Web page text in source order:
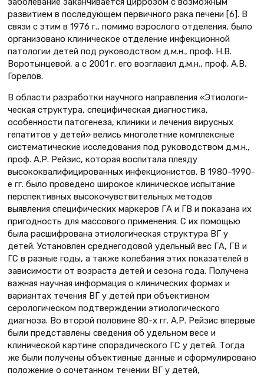
развитием в последующем первичного рака печени [6]. В
связи с этим в 1976 г., помимо взрослого отделения, было
организовано клиническое отделение инфекционной
патологии детей под руководством д.м.н., проф. Н.В.
Воротынцевой, а с 2001 г. его возглавил д.м.н., проф. А.В.
Горелов.
В области разработки научного направления «Этиологи­
ческая структура, специфическая диагностика,
особенности патогенеза, клиники и лечения вирусных
гепатитов у детей» велись многолетние комплексные
систематические исследования под руководством д.м.н.,
проф. А.Р. Рейзис, которая воспитала плеяду
высококвалифицированных инфекционистов. В 1980–1990-
е гг. было проведено широкое клиническое испытание
перспективных высокочувствительных методов
выявления специфических маркеров ГА и ГВ и показана их
пригодность для массового применения. С их помощью
была расшифрована этиологическая структура ВГ у
детей. Установлен среднегодовой удельный вес ГА, ГВ и
ГС в разные годы, а также колебания этих показателей в
зависимости от возраста детей и сезона года. Получена
важная научная информация о клинических формах и
вариантах течения ВГ у детей при объективном
серологическом подтверждении этиологического
диагноза. Во второй половине 80-х гг. А.Р. Рейзис впервые
были представлены сведения об удельном весе и
клинической картине спорадического ГС у детей. Тогда
же были получены объективные данные и сформулировано
положение о сочетанном течении ВГ у детей,